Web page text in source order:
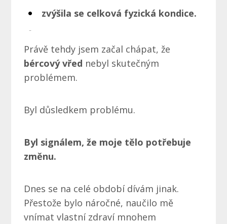
zvýšila se celková fyzická kondice.
Právě tehdy jsem začal chápat, že
bércový vřed nebyl skutečným
problémem.
Byl důsledkem problému.
Byl signálem, že moje tělo potřebuje
změnu.
Dnes se na celé období dívám jinak.
Přestože bylo náročné, naučilo mě
vnímat vlastní zdraví mnohem